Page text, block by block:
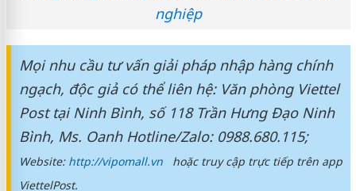
nghiệp
Mọi nhu cầu tư vấn giải pháp nhập hàng chính
ngạch, độc giả có thể liên hệ: Văn phòng Viettel
Post tại Ninh Bình, số 118 Trần Hưng Đạo Ninh
Bình, Ms. Oanh Hotline/Zalo: 0988.680.115;
Website: http://vipomall.vnhoặc truy cập trực tiếp trên app
ViettelPost.